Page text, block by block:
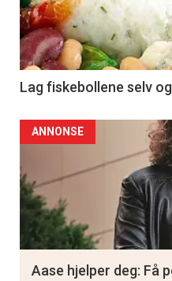
Lag fiskebollene selv
ANNONSE
Aase hjelper deg: Få